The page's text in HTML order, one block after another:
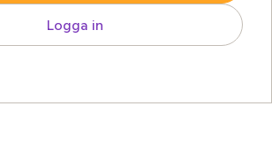
Logga in